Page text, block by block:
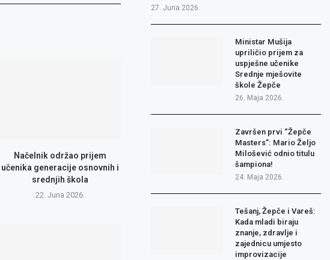
Načelnik održao prijem
učenika generacije osnovnih i
srednjih škola
22. Juna 2026.
27. Juna 2026.
Ministar Mušija
upriličio prijem za
uspješne učenike
Srednje mješovite
škole Žepče
26. Maja 2026.
Završen prvi “Žepče
Masters”: Mario Željo
Milošević odnio titulu
šampiona!
24. Maja 2026.
Tešanj, Žepče i Vareš:
Kada mladi biraju
znanje, zdravlje i
zajednicu umjesto
improvizacije